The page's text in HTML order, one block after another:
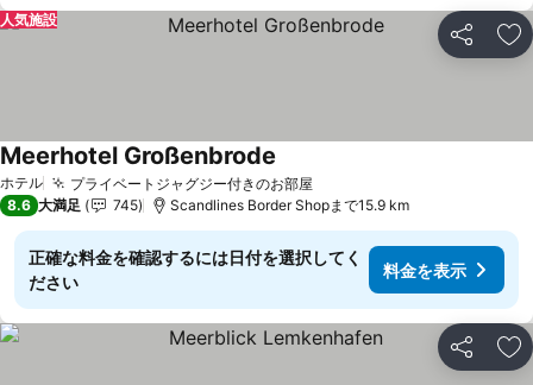
シェア お
人気施設
ホテル プライベートジャグジー付きのお部屋料金を表示
Meerhotel Großenbrode
8.6 大満足 745 Scandlines Border Shopまで15.9 km
正確な料金を確認するには日付を選択してく
ださい
料金を表示
シェア お